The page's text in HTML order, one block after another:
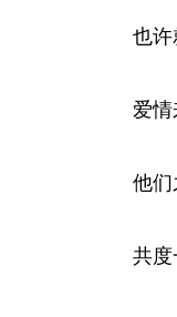
也许
爱情
他们
共度